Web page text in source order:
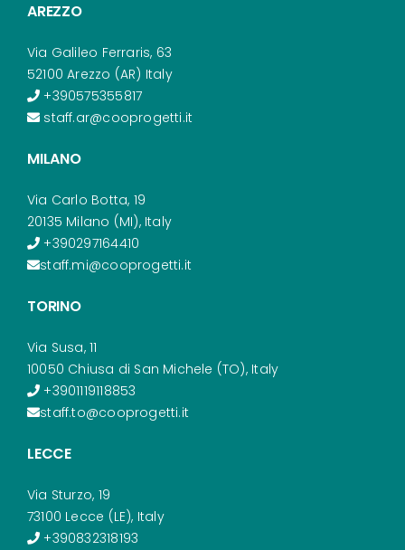
AREZZO
Via Galileo Ferraris, 63
52100 Arezzo (AR) Italy
+390575355817
staff.ar@cooprogetti.it
MILANO
Via Carlo Botta, 19
20135 Milano (MI), Italy
+390297164410
staff.mi@cooprogetti.it
TORINO
Via Susa, 11
10050 Chiusa di San Michele (TO), Italy
+3901119118853
staff.to@cooprogetti.it
LECCE
Via Sturzo, 19
73100 Lecce (LE), Italy
+390832318193